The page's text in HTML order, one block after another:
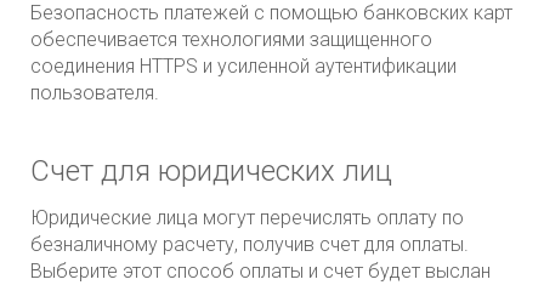
Безопасность платежей с помощью банковских карт
обеспечивается технологиями защищенного
соединения HTTPS и усиленной аутентификации
пользователя.
Счет для юридических лиц
Юридические лица могут перечислять оплату по
безналичному расчету, получив счет для оплаты.
Выберите этот способ оплаты и счет будет выслан